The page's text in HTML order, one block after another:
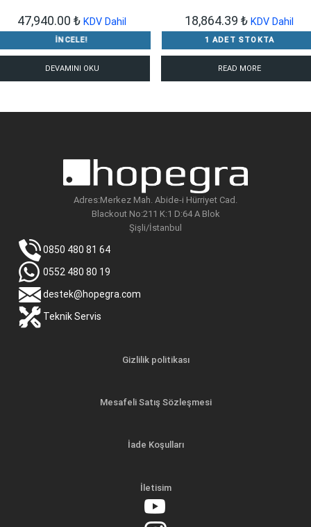
47,940.00 ₺ KDV Dahil
İNCELE!
DEVAMINI OKU
18,864.39 ₺ KDV Dahil
1 ADET STOKTA
READ MORE
Adres:Merkez Mah. Abide-i Hürriyet Cad.
Blackout No:211 K:1 D:64 A Blok
Şişli/İstanbul
0850 480 81 64
0552 480 80 19
destek@hopegra.com
Teknik Servis
Gizlilik politikası
Mesafeli Satış Sözleşmesi
İade Koşulları
İletisim